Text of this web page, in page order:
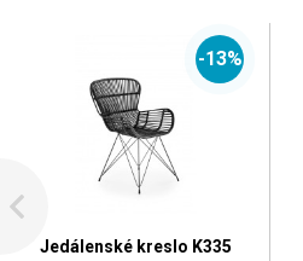
-13%
Jedálenské kreslo K335